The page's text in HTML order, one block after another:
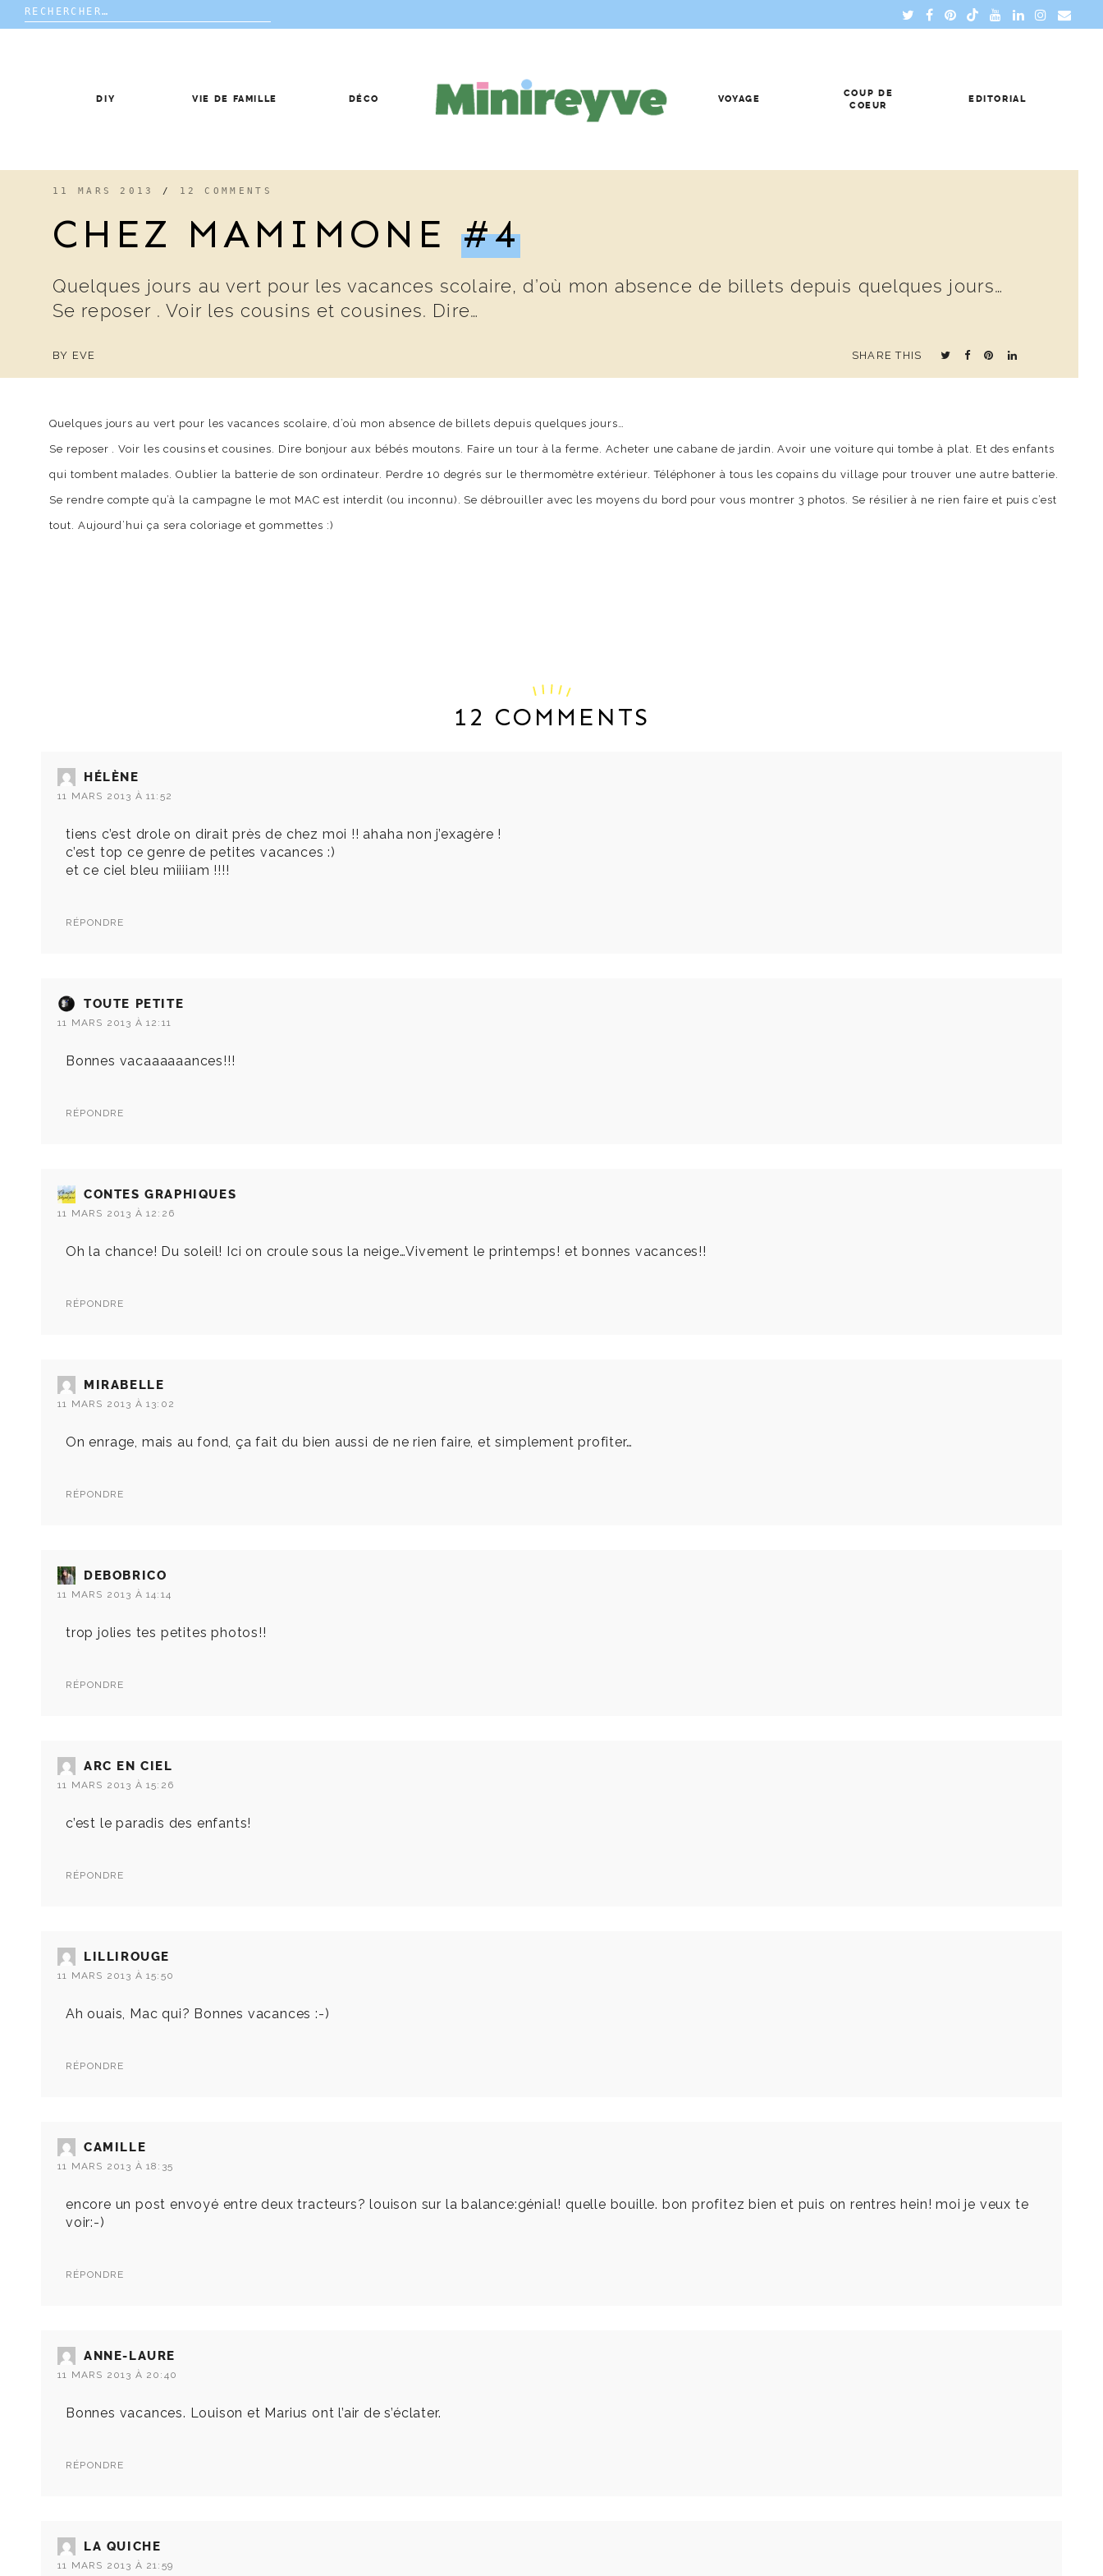
Rechercher :
DIY VIE DE FAMILLE DÉCO VOYAGE
COUP DE
COEUR
EDITORIAL
11 MARS 2013 / 12 COMMENTS
CHEZ MAMIMONE#4
Quelques jours au vert pour les vacances scolaire, d’où mon absence de billets depuis quelques jours…
Se reposer . Voir les cousins et cousines. Dire…
BY EVE SHARE THIS
Quelques jours au vert pour les vacances scolaire, d’où mon absence de billets depuis quelques jours…
Se reposer . Voir les cousins et cousines. Dire bonjour aux bébés moutons. Faire un tour à la ferme. Acheter une cabane de jardin. Avoir une voiture qui tombe à plat. Et des enfants
qui tombent malades. Oublier la batterie de son ordinateur. Perdre 10 degrés sur le thermomètre extérieur. Téléphoner à tous les copains du village pour trouver une autre batterie.
Se rendre compte qu’à la campagne le mot MAC est interdit (ou inconnu). Se débrouiller avec les moyens du bord pour vous montrer 3 photos. Se résilier à ne rien faire et puis c’est
tout. Aujourd’hui ça sera coloriage et gommettes :)
12 COMMENTS
HÉLÈNE
11 MARS 2013 À 11:52
tiens c’est drole on dirait près de chez moi !! ahaha non j’exagère !
c’est top ce genre de petites vacances :)
et ce ciel bleu miiiiam !!!!
RÉPONDRE
TOUTE PETITE
11 MARS 2013 À 12:11
Bonnes vacaaaaaances!!!
RÉPONDRE
CONTES GRAPHIQUES
11 MARS 2013 À 12:26
Oh la chance! Du soleil! Ici on croule sous la neige…Vivement le printemps! et bonnes vacances!!
RÉPONDRE
MIRABELLE
11 MARS 2013 À 13:02
On enrage, mais au fond, ça fait du bien aussi de ne rien faire, et simplement profiter…
RÉPONDRE
DEBOBRICO
11 MARS 2013 À 14:14
trop jolies tes petites photos!!
RÉPONDRE
ARC EN CIEL
11 MARS 2013 À 15:26
c’est le paradis des enfants!
RÉPONDRE
LILLIROUGE
11 MARS 2013 À 15:50
Ah ouais, Mac qui? Bonnes vacances :-)
RÉPONDRE
CAMILLE
11 MARS 2013 À 18:35
encore un post envoyé entre deux tracteurs? louison sur la balance:génial! quelle bouille. bon profitez bien et puis on rentres hein! moi je veux te
voir:-)
RÉPONDRE
ANNE-LAURE
11 MARS 2013 À 20:40
Bonnes vacances. Louison et Marius ont l’air de s’éclater.
RÉPONDRE
LA QUICHE
11 MARS 2013 À 21:59